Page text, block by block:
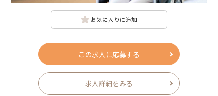
お気に入りに追加
この求人に応募する
求人詳細をみる